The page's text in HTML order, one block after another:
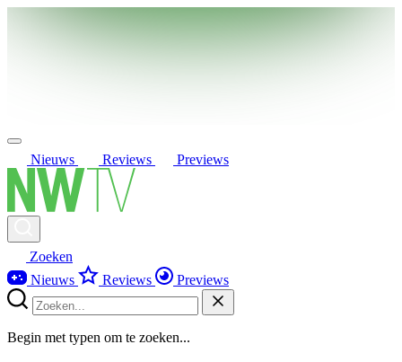
Nieuws Reviews Previews
Zoeken
Nieuws
Reviews Previews
Begin met typen om te zoeken...